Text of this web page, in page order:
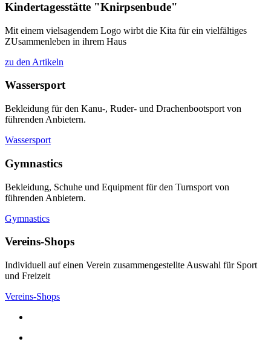
Kindertagesstätte "Knirpsenbude"
Mit einem vielsagendem Logo wirbt die Kita für ein vielfältiges
ZUsammenleben in ihrem Haus
zu den Artikeln
Wassersport
Bekleidung für den Kanu-, Ruder- und Drachenbootsport von
führenden Anbietern.
Wassersport
Gymnastics
Bekleidung, Schuhe und Equipment für den Turnsport von
führenden Anbietern.
Gymnastics
Vereins-Shops
Individuell auf einen Verein zusammengestellte Auswahl für Sport
und Freizeit
Vereins-Shops